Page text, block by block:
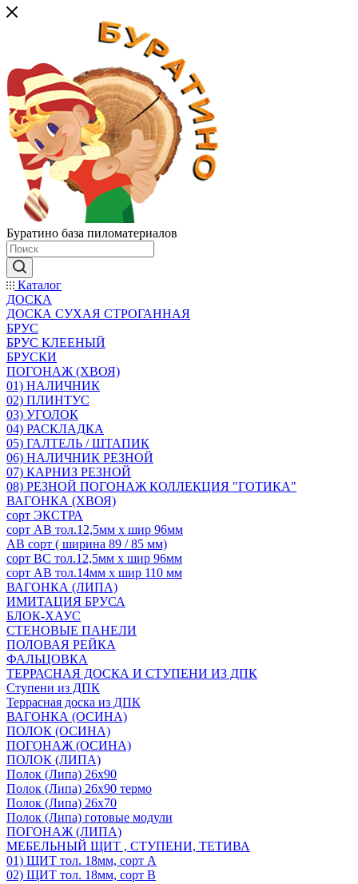
Буратино база пиломатериалов
Каталог
ДОСКА
ДОСКА СУХАЯ СТРОГАННАЯ
БРУС
БРУС КЛЕЕНЫЙ
БРУСКИ
ПОГОНАЖ (ХВОЯ)
01) НАЛИЧНИК
02) ПЛИНТУС
03) УГОЛОК
04) РАСКЛАДКА
05) ГАЛТЕЛЬ / ШТАПИК
06) НАЛИЧНИК РЕЗНОЙ
07) КАРНИЗ РЕЗНОЙ
08) РЕЗНОЙ ПОГОНАЖ КОЛЛЕКЦИЯ "ГОТИКА"
ВАГОНКА (ХВОЯ)
сорт ЭКСТРА
сорт АВ тол.12,5мм х шир 96мм
АВ сорт ( ширина 89 / 85 мм)
сорт ВС тол.12,5мм х шир 96мм
сорт АВ тол.14мм х шир 110 мм
ВАГОНКА (ЛИПА)
ИМИТАЦИЯ БРУСА
БЛОК-ХАУС
СТЕНОВЫЕ ПАНЕЛИ
ПОЛОВАЯ РЕЙКА
ФАЛЬЦОВКА
ТЕРРАСНАЯ ДОСКА И СТУПЕНИ ИЗ ДПК
Ступени из ДПК
Террасная доска из ДПК
ВАГОНКА (ОСИНА)
ПОЛОК (ОСИНА)
ПОГОНАЖ (ОСИНА)
ПОЛОК (ЛИПА)
Полок (Липа) 26х90
Полок (Липа) 26х90 термо
Полок (Липа) 26х70
Полок (Липа) готовые модули
ПОГОНАЖ (ЛИПА)
МЕБЕЛЬНЫЙ ЩИТ , СТУПЕНИ, ТЕТИВА
01) ЩИТ тол. 18мм, сорт А
02) ЩИТ тол. 18мм, сорт В